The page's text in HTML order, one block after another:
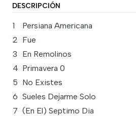
DESCRIPCIÓN
1
Persiana Americana
2 Fue
3
En Remolinos
4 Primavera 0
5 No Existes
6 Sueles Dejarme Solo
7 (En El) Septimo Dia